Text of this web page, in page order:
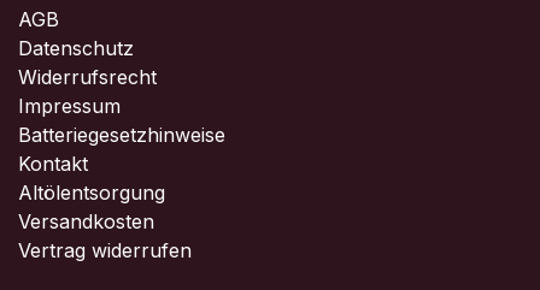
AGB
Datenschutz
Widerrufsrecht
Impressum
Batteriegesetzhinweise
Kontakt
Altölentsorgung
Versandkosten
Vertrag widerrufen